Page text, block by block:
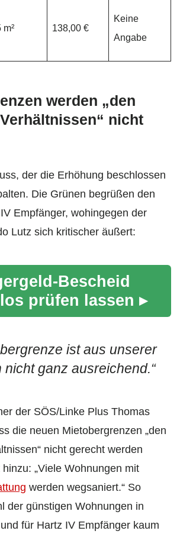
m² 138,00 €
Keine
Angabe
werden „den
nicht
der die Erhöhung beschlossen
Die Grünen begrüßen den
Empfänger, wohingegen der
Lutz sich kritischer äußert:
Bescheid
prüfen lassen ▸
ist aus unserer
nicht ganz ausreichend.“
der SÖS/Linke Plus Thomas
die neuen Mietobergrenzen „den
nicht gerecht werden
„Viele Wohnungen mit
werden wegsaniert.“ So
der günstigen Wohnungen in
für Hartz IV Empfänger kaum